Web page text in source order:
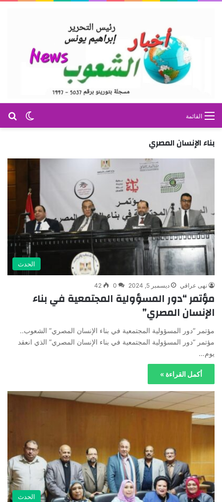
الوضع القائمة
بناء الإنسان المصري
الحدث
نهى عراقي ديسمبر 5, 2024 0
42
مؤتمر “دور المسؤولية المجتمعية في بناء
الإنسان المصري”
مؤتمر “دور المسؤولية المجتمعية في بناء الإنسان المصري” الشعوب..
مؤتمر “دور المسؤولية المجتمعية في بناء الإنسان المصري” الذي انعقد
يوم…
أكمل القراءة »
الحدث